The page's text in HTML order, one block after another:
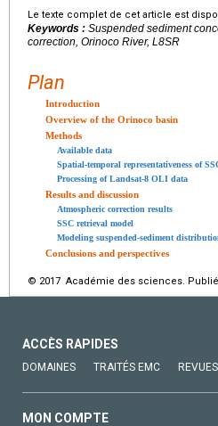
Le texte complet de cet article est
Keywords : Suspended sediment
correction, Orinoco River, L8SR
Plan
Introduction
Overview of the Orinoco basin
Methods
Available data
Spatial-temporal representativeness of
Processing of Landsat-8 OLI data
Results and discussion
Atmospheric correction results
SSC retrieval model
Modeling suspended-sediment
Conclusions and perspectives
© 2017 Académie des sciences. Publié
ACCÈS RAPIDES
DOMAINES TRAITÉS EMC REVUES
MON COMPTE